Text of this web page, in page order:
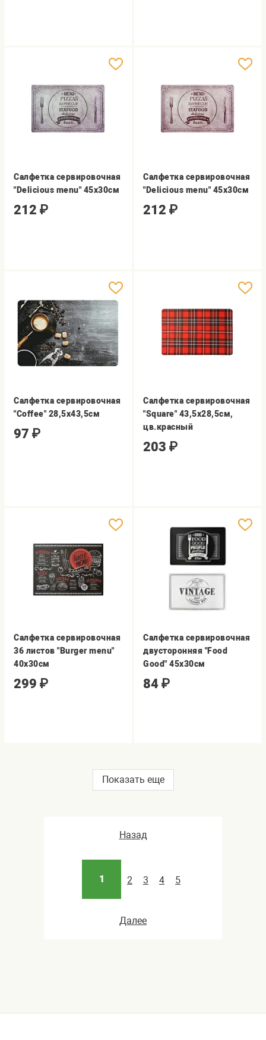
Салфетка сервировочная
"Delicious menu" 45х30см
212 ₽
Салфетка сервировочная
"Delicious menu" 45х30см
212 ₽
Салфетка сервировочная
"Coffee" 28,5х43,5см
97 ₽
Салфетка сервировочная
"Square" 43,5х28,5см,
цв.красный
203 ₽
Салфетка сервировочная
36 листов "Burger menu"
40х30см
299 ₽
Салфетка сервировочная
двусторонняя "Food
Good" 45х30см
84 ₽
Показать еще
Назад
1 2 3 4 5
Далее